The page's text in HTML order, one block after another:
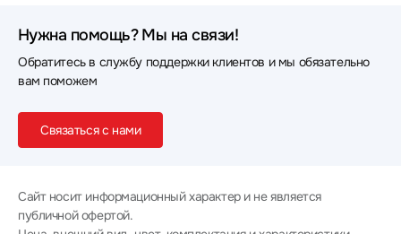
Нужна помощь? Мы на связи!
Обратитесь в службу поддержки клиентов и мы обязательно
вам поможем
Связаться с нами
Сайт носит информационный характер и не является
публичной офертой.